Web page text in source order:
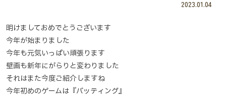
2023.01.04
明けましておめでとうございます
今年が始まりました
今年も元気いっぱい頑張ります
壁画も新年にがらりと変わりました
それはまた今度ご紹介しますね
今年初めのゲームは『バッティング』